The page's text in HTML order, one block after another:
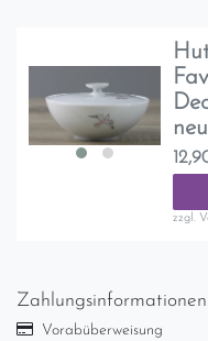
zzgl.
Zahlungsinformationen
Vorabüberweisung